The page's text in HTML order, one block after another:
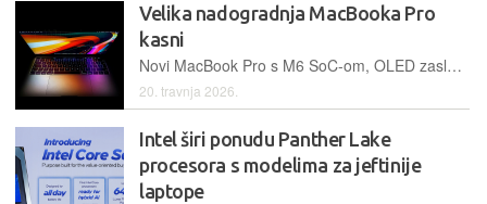
Velika nadogradnja MacBooka Pro
kasni
Novi MacBook Pro s M6 SoC-om, OLED zaslonom i ekranom osjetljivim na dodir navodno neće biti predstavljen krajem ove godine, već tek početkom 2027.
20. travnja 2026.
Intel širi ponudu Panther Lake
procesora s modelima za jeftinije
laptope